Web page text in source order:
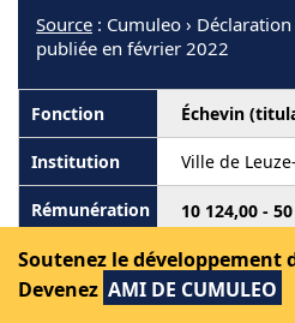
Source : Cumuleo ›
publiée en février 2022
Échevin
Ville de
10 124,00 -
Soutenez le développement
Devenez AMI DE CUMULEO